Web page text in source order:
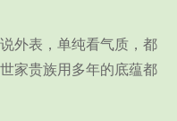
表，单纯看气质，都
家贵族用多年的底蕴都